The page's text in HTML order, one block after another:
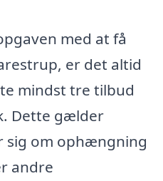
med at få
er det altid
mindst tre tilbud
Dette gælder
sig om ophængning
andre